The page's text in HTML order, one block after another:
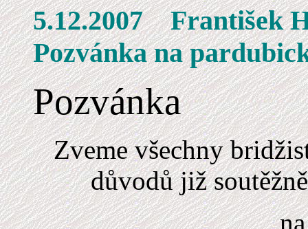
5.12.2007
Pozvánka na
Pozvánka
Zveme všechny
důvodů již